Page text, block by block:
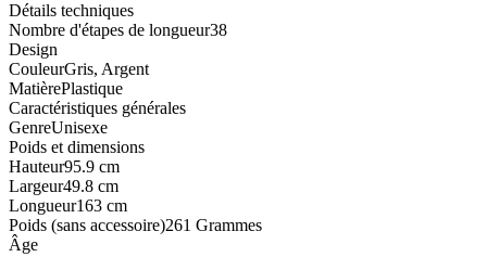
Détails techniques
Nombre d'étapes de longueur38
Design
CouleurGris, Argent
MatièrePlastique
Caractéristiques générales
GenreUnisexe
Poids et dimensions
Hauteur95.9 cm
Largeur49.8 cm
Longueur163 cm
Poids (sans accessoire)261 Grammes
Âge